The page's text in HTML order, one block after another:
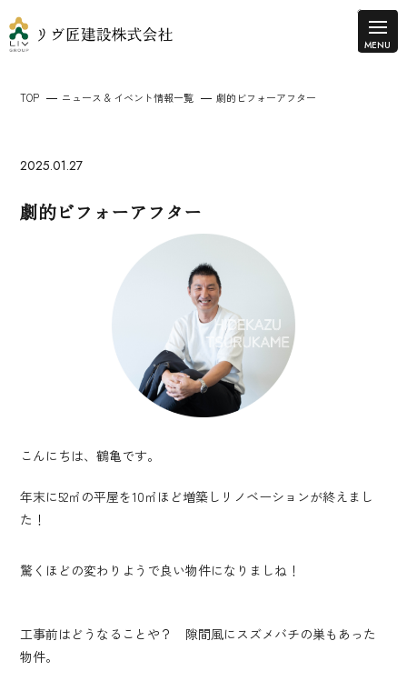
TOP ニュース & イベント情報一覧 劇的ビフォーアフター
2025.01.27
劇的ビフォーアフター
こんにちは、鶴亀です。
年末に52㎡の平屋を10㎡ほど増築しリノベーションが終えまし
た！
驚くほどの変わりようで良い物件になりましね！
工事前はどうなることや？ 隙間風にスズメバチの巣もあった
物件。